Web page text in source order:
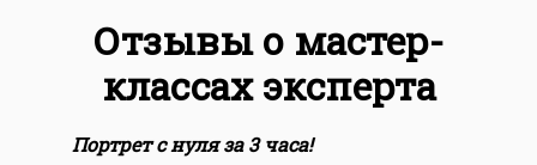
Отзывы о мастер-
классах эксперта
Портрет с нуля за 3 часа!